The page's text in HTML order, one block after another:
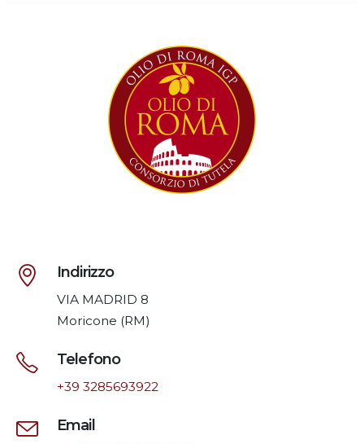
Indirizzo
VIA MADRID 8
Moricone (RM)
Telefono
+39 3285693922
Email